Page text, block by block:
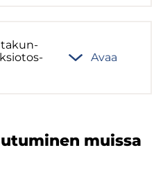
Avaa
muis­sa